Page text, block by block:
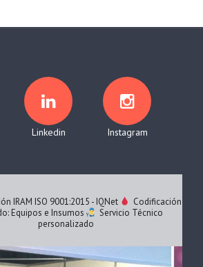
Linkedin Instagram
IRAM ISO 9001:2015 - IQNet
Codificación
Equipos e Insumos
Servicio Técnico
personalizado